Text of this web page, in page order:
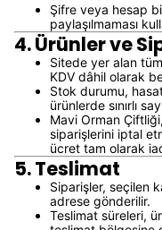
Şifre veya hesap
paylaşılmaması
4. Ürünler ve
Sitede yer alan
KDV dâhil olarak
Stok durumu,
ürünlerde sınırlı
Mavi Orman
siparişlerini iptal
ücret tam olarak
5. Teslimat
Siparişler, seçilen
adrese gönderilir.
Teslimat süreleri,